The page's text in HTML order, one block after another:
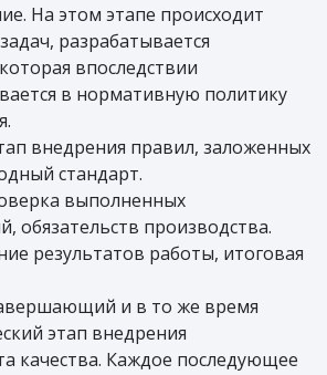
На этом этапе происходит
разрабатывается
впоследствии
в нормативную политику
внедрения правил, заложенных
стандарт.
выполненных
обязательств производства.
результатов работы, итоговая
и в то же время
этап внедрения
качества. Каждое последующее